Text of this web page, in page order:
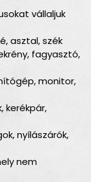
vállaljuk
asztal, szék
fagyasztó,
monitor,
kerékpár,
nyílászárók,
nem